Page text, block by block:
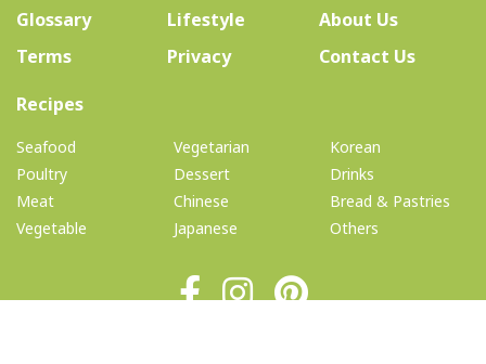
Glossary Lifestyle About Us(current)
Terms
Privacy
Contact Us
Recipes(current)
Seafood
Poultry
Meat
Vegetable
Vegetarian
Dessert
Chinese
Japanese
Korean
Drinks
Bread & Pastries
Others